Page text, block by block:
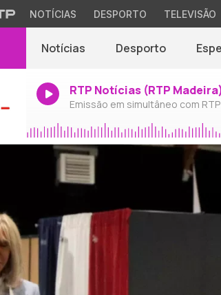
NOTÍCIAS DESPORTO TELEVISÃO
Notícias Desporto
RTP Notícias (RTP
Emissão em simultâneo com